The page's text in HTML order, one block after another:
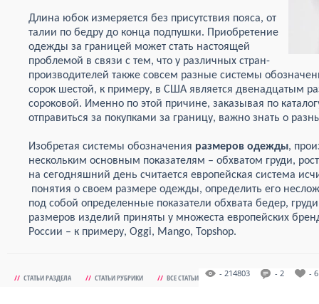
Длина юбок измеряется без присутствия пояса, от
талии по бедру до конца подпушки. Приобретение
одежды за границей может стать настоящей
проблемой в связи с тем, что у различных стран-
производителей также совсем разные системы
сорок шестой, к примеру, в США является двенадцатым
сороковой. Именно по этой причине, заказывая по
отправиться за покупками за границу, важно знать о
Изобретая системы обозначения размеров одежды,
нескольким основным показателям – обхватом груди,
на сегодняшний день считается европейская система
понятия о своем размере одежды, определить его
под собой определенные показатели обхвата бедер,
размеров изделий приняты у множеста европейских
России – к примеру, Oggi, Mango, Topshop.
// СТАТЬИ РАЗДЕЛА // СТАТЬИ РУБРИКИ // ВСЕ СТАТЬИ - 214803 - 2 - 6